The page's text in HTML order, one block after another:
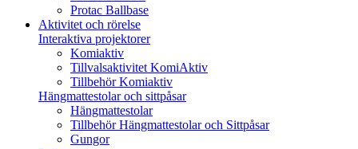
Protac Ballbase
Aktivitet och rörelse
Interaktiva projektorer
Komiaktiv
Tillvalsaktivitet KomiAktiv
Tillbehör Komiaktiv
Hängmattestolar och sittpåsar
Hängmattestolar
Tillbehör Hängmattestolar och Sittpåsar
Gungor